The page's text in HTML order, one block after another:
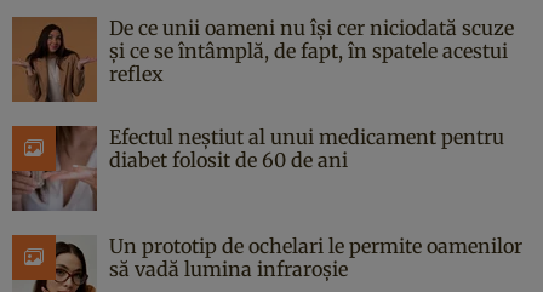
De ce unii oameni nu își cer niciodată scuze
și ce se întâmplă, de fapt, în spatele acestui
reflex
Efectul neștiut al unui medicament pentru
diabet folosit de 60 de ani
Un prototip de ochelari le permite oamenilor
să vadă lumina infraroșie